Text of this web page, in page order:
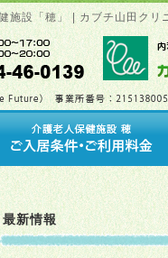
設「穂」 | カブチ山田クリ
最新情報